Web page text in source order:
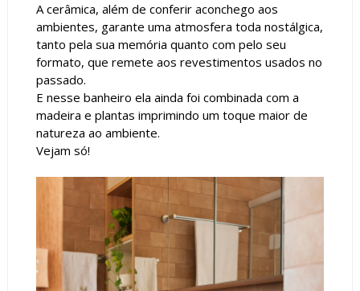
A cerâmica, além de conferir aconchego aos
ambientes, garante uma atmosfera toda nostálgica,
tanto pela sua memória quanto com pelo seu
formato, que remete aos revestimentos usados no
passado.
E nesse banheiro ela ainda foi combinada com a
madeira e plantas imprimindo um toque maior de
natureza ao ambiente.
Vejam só!